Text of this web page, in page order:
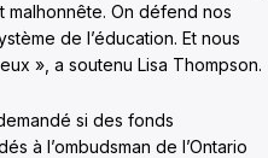
malhonnête. On défend nos
de l’éducation. Et nous
», a soutenu Lisa Thompson.
si des fonds
à l’ombudsman de l’Ontario